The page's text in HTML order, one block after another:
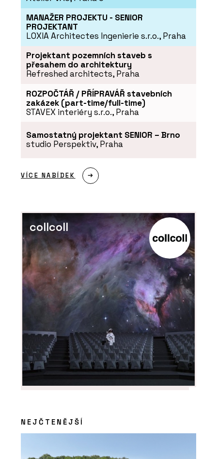
MANAŽER PROJEKTU - SENIOR
PROJEKTANT
LOXIA Architectes Ingenierie s.r.o., Praha
Projektant pozemních staveb s
přesahem do architektury
Refreshed architects, Praha
ROZPOČTÁŘ / PŘÍPRAVÁŘ stavebních
zakázek (part-time/full-time)
STAVEX interiéry s.r.o., Praha
Samostatný projektant SENIOR – Brno
studio Perspektiv, Praha
VÍCE NABÍDEK
collcoll
NEJČTENĚJŠÍ